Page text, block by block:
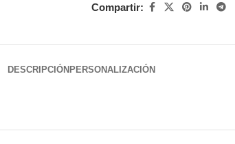
Compartir:
DESCRIPCIÓN PERSONALIZACIÓN